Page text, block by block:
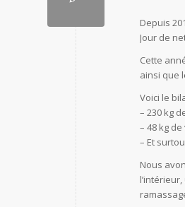
Depuis
Jour de
Cette
ainsi que
Voici le
– 230 kg
– 48 kg
– Et
Nous